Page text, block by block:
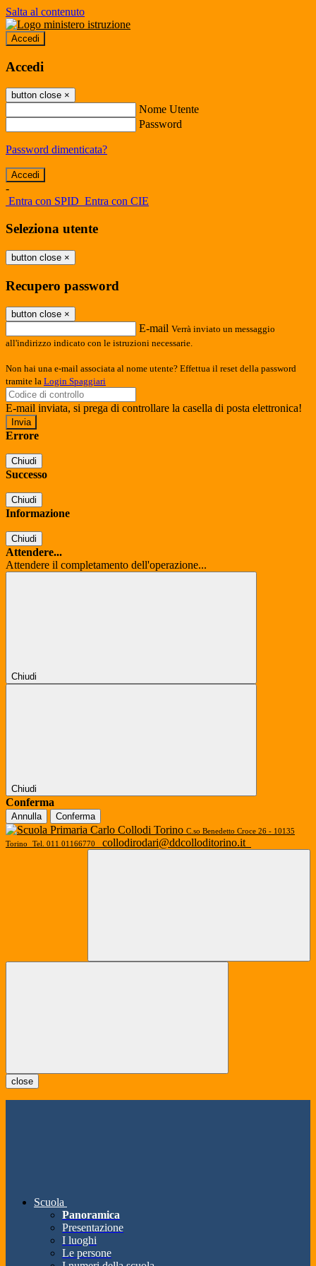
Salta al contenuto
Accedi
Accedi
button close ×
Nome Utente
Password
Password dimenticata?
-
Entra con SPID Entra con CIE
Seleziona utente
button close ×
Recupero password
button close ×
E-mail Verrà inviato un messaggio
all'indirizzo indicato con le istruzioni necessarie.
Non hai una e-mail associata al nome utente? Effettua il reset della password
tramite la Login Spaggiari
E-mail inviata, si prega di controllare la casella di posta elettronica!
Errore
Chiudi
Successo
Chiudi
Informazione
Chiudi
Attendere...
Attendere il completamento dell'operazione...
Chiudi
Chiudi
Conferma
Annulla Conferma
C.so Benedetto Croce 26 - 10135
Torino
Tel. 011 01166770 collodirodari@ddcolloditorino.it
close
Scuola
Panoramica
Presentazione
I luoghi
Le persone